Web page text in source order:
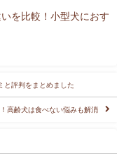
を比較！小型犬におす
と評判をまとめました
高齢犬は食べない悩みも解消